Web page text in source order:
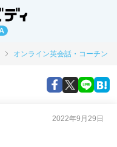
オンライン英会話・コーチング
2022年9月29日